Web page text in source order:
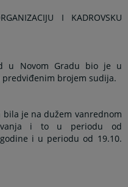
I KADROVSKU
u Novom Gradu bio je u
brojem sudija.
je na dužem vanrednom
i to u periodu od
i u periodu od 19.10.